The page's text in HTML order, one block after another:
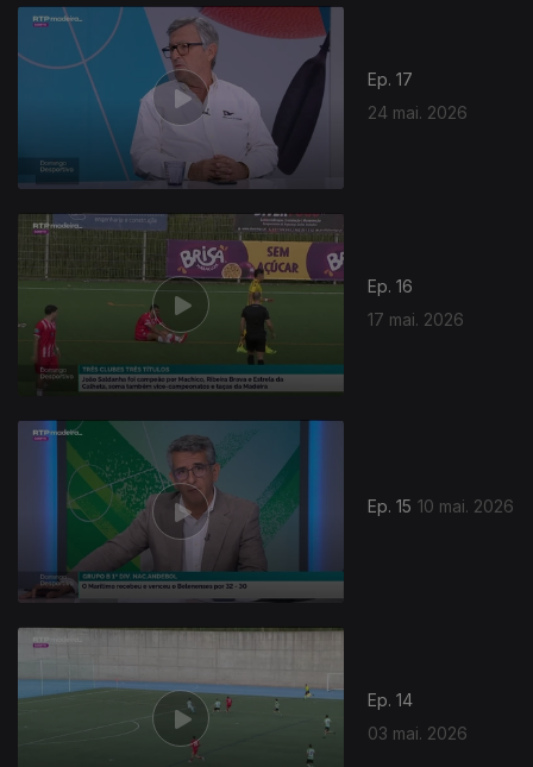
Ep. 17
24 mai. 2026
Ep. 16
17 mai. 2026
Ep. 15 10 mai. 2026
Ep. 14
03 mai. 2026